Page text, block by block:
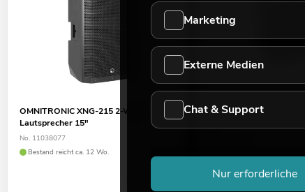
OMNITRONIC XNG-215 2-Wege
Lautsprecher 15"
No. 11038077
Bestand reicht ca. 12 Wo.
OMNITRONIC DX-822
Marketing
Externe Medien
Chat & Support
Nur erforderliche